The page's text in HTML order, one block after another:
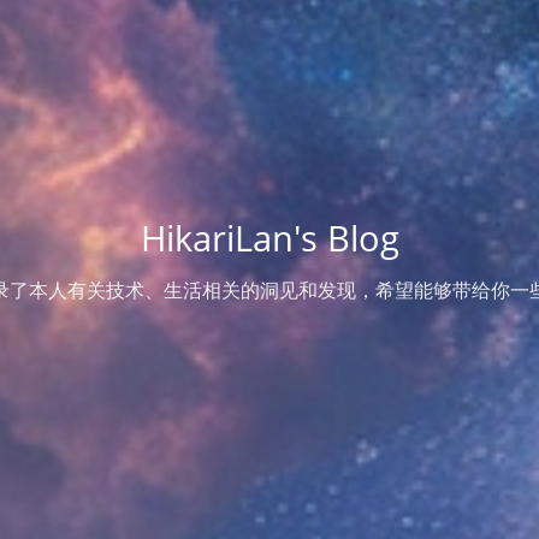
HikariLan's Blog
了本人有关技术、生活相关的洞见和发现，希望能够带给你一